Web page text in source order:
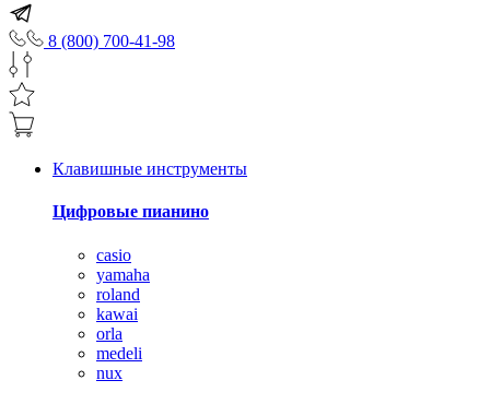
8 (800) 700-41-98
Клавишные инструменты
Цифровые пианино
casio
yamaha
roland
kawai
orla
medeli
nux